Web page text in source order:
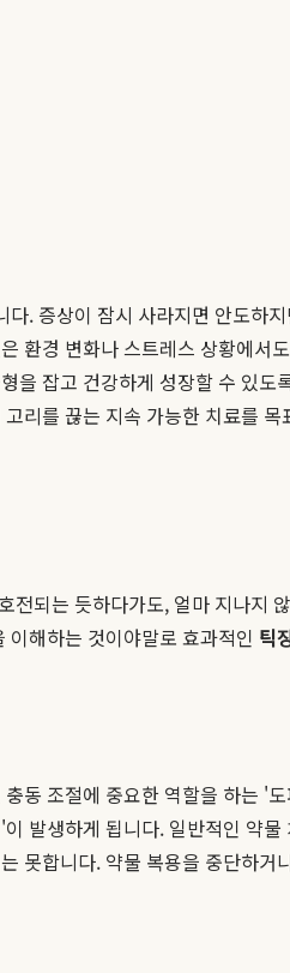
. 증상이 잠시 사라지면 안도하
환경 변화나 스트레스 상황에서
을 잡고 건강하게 성장할 수 있도
리를 끊는 지속 가능한 치료를 목
되는 듯하다가도, 얼마 지나지
해하는 것이야말로 효과적인 틱
동 조절에 중요한 역할을 하는 '
발생하게 됩니다. 일반적인 약
못합니다. 약물 복용을 중단하